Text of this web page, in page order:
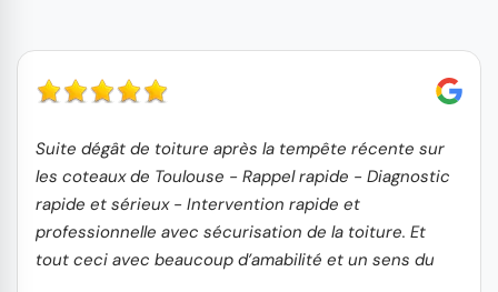
Suite dégât de toiture après la tempête récente sur
les coteaux de Toulouse - Rappel rapide - Diagnostic
rapide et sérieux - Intervention rapide et
professionnelle avec sécurisation de la toiture. Et
tout ceci avec beaucoup d’amabilité et un sens du